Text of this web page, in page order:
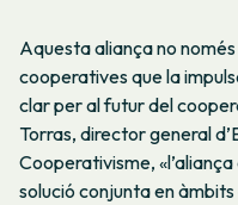
Aquesta aliança no
cooperatives que la
clar per al futur del
Torras, director general
Cooperativisme,
solució conjunta en àmbits